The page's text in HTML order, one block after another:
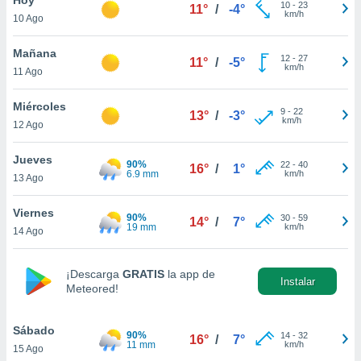
en
más
nuestra
de
aceptar
de
10 Ago
11° / -4° 10- 23
km/h
Mañana
11 Ago
11° / -5° 12- 27
km/h
Miércoles
12 Ago
13° / -3° 9- 22
km/h
Jueves
13 Ago
90%
6.9 mm
16° / 1° 22- 40
km/h
Viernes
14 Ago
90%
19 mm
14° / 7° 30- 59
km/h
¡Descarga GRATIS la app de
Meteored!
Instalar
Sábado
15 Ago
90%
11 mm
16° / 7° 14- 32
km/h